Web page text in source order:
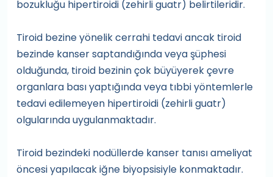
bozukluğu hipertiroidi (zehirli guatr) belirtileridir.
Tiroid bezine yönelik cerrahi tedavi ancak tiroid
bezinde kanser saptandığında veya şüphesi
olduğunda, tiroid bezinin çok büyüyerek çevre
organlara bası yaptığında veya tıbbi yöntemlerle
tedavi edilemeyen hipertiroidi (zehirli guatr)
olgularında uygulanmaktadır.
Tiroid bezindeki nodüllerde kanser tanısı ameliyat
öncesi yapılacak iğne biyopsisiyle konmaktadır.